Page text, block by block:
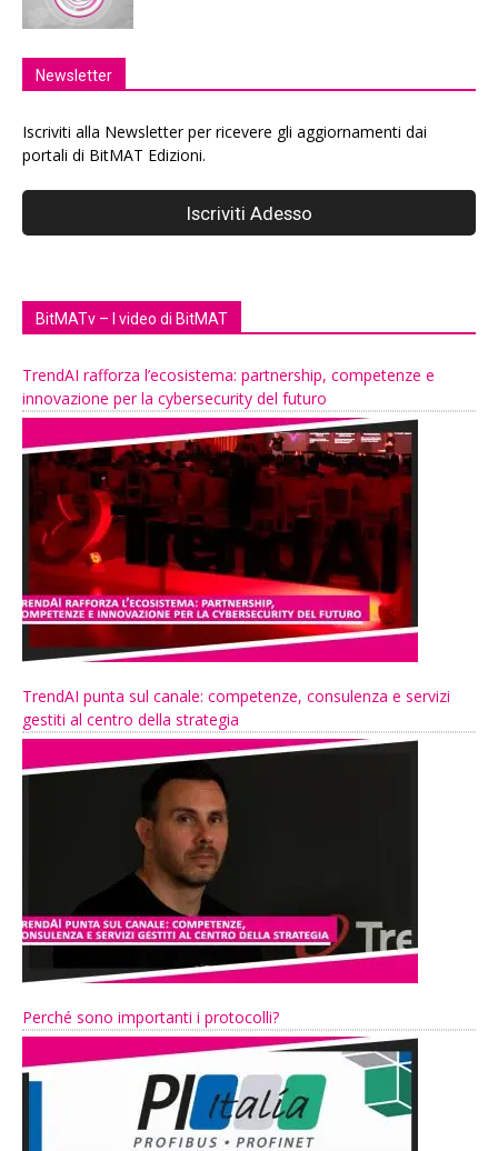
Newsletter
Iscriviti alla Newsletter per ricevere gli aggiornamenti dai
portali di BitMAT Edizioni.
BitMATv – I video di BitMAT
TrendAI rafforza l’ecosistema: partnership, competenze e
innovazione per la cybersecurity del futuro
TrendAI punta sul canale: competenze, consulenza e servizi
gestiti al centro della strategia
Perché sono importanti i protocolli?